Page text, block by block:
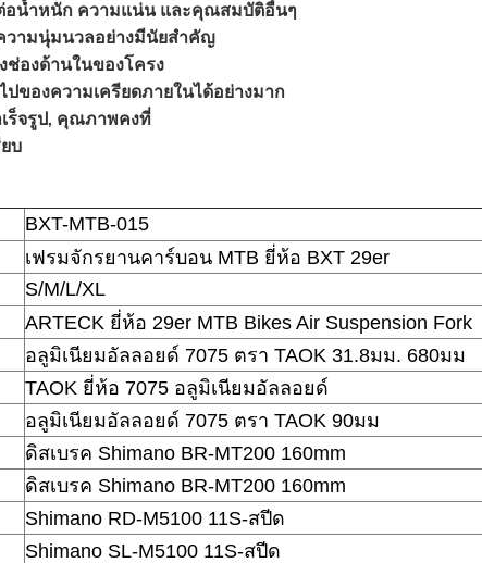
อน้ำหนัก ความแน่น และคุณสมบัติอื่นๆ
วามนุ่มนวลอย่างมีนัยสำคัญ
ช่องด้านในของโครง
ของความเครียดภายในได้อย่างมาก
ร็จรูป, คุณภาพคงที่
บ
BXT-MTB-015
เฟรมจักรยานคาร์บอน MTB ยี่ห้อ BXT 29er
S/M/L/XL
ARTECK ยี่ห้อ 29er MTB Bikes Air Suspension Fork
อลูมิเนียมอัลลอยด์ 7075 ตรา TAOK 31.8มม. 680มม
TAOK ยี่ห้อ 7075 อลูมิเนียมอัลลอยด์
อลูมิเนียมอัลลอยด์ 7075 ตรา TAOK 90มม
ดิสเบรค Shimano BR-MT200 160mm
ดิสเบรค Shimano BR-MT200 160mm
Shimano RD-M5100 11S-สปีด
Shimano SL-M5100 11S-สปีด